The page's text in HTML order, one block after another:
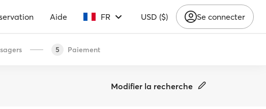
Aide FR USD ($) Se connecter
5 Paiement
Modifier la recherche